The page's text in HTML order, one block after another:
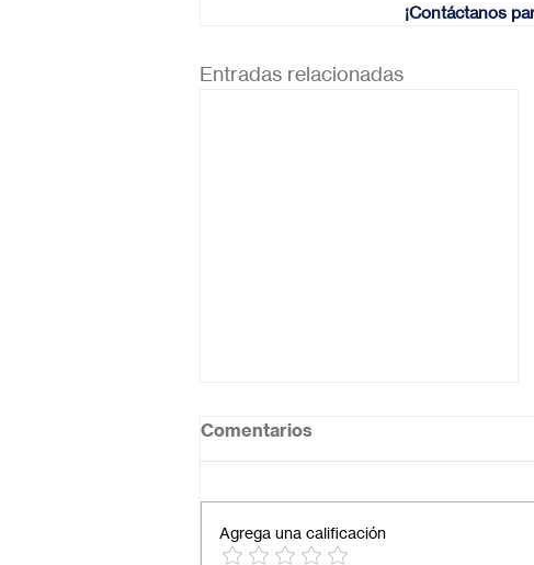
¡Contáctanos
Entradas relacionadas
Comentarios
Agrega una calificación